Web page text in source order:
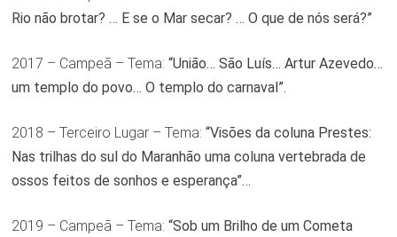
Rio não brotar? … E se o Mar secar? … O que de nós será?”
2017 – Campeã – Tema: “União… São Luís… Artur Azevedo…
um templo do povo… O templo do carnaval”.
2018 – Terceiro Lugar – Tema: “Visões da coluna Prestes:
Nas trilhas do sul do Maranhão uma coluna vertebrada de
ossos feitos de sonhos e esperança”…
2019 – Campeã – Tema: “Sob um Brilho de um Cometa